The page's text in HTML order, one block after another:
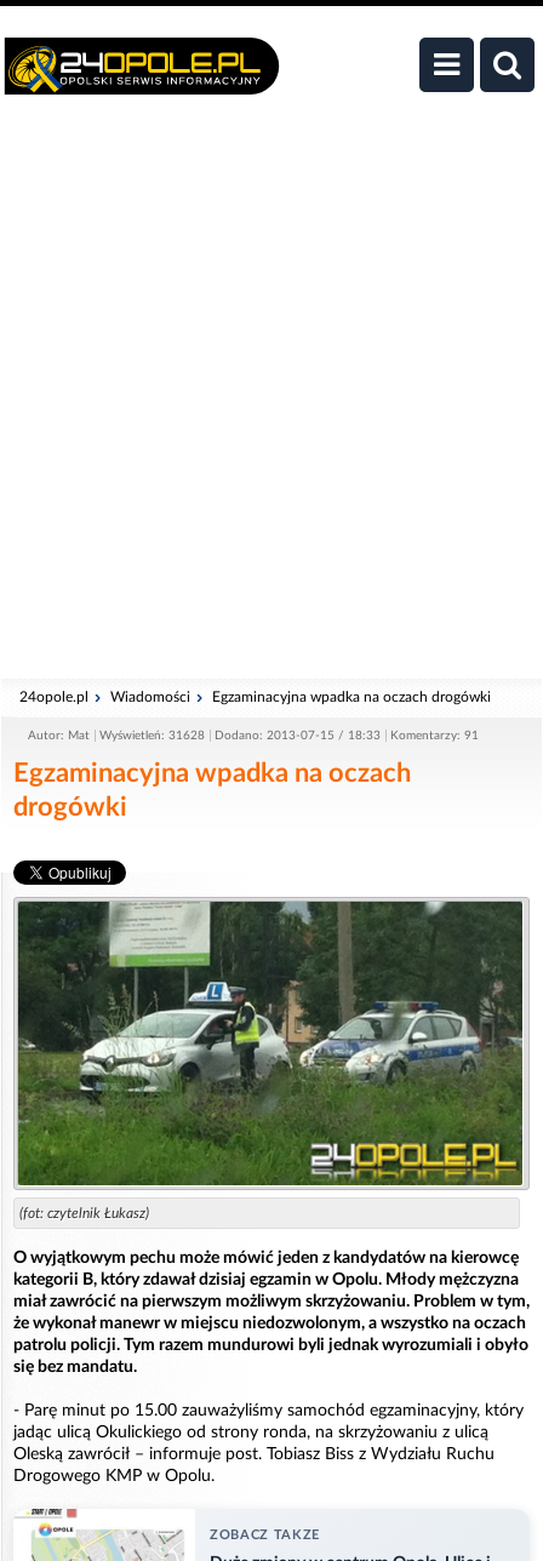
24opole.pl Wiadomości Egzaminacyjna wpadka na oczach drogówki
Autor: Mat Wyświetleń: 31628 Dodano: 2013-07-15 / 18:33 Komentarzy: 91
Egzaminacyjna wpadka na oczach
drogówki
(fot: czytelnik Łukasz)
O wyjątkowym pechu może mówić jeden z kandydatów na kierowcę
kategorii B, który zdawał dzisiaj egzamin w Opolu. Młody mężczyzna
miał zawrócić na pierwszym możliwym skrzyżowaniu. Problem w tym,
że wykonał manewr w miejscu niedozwolonym, a wszystko na oczach
patrolu policji. Tym razem mundurowi byli jednak wyrozumiali i obyło
się bez mandatu.
- Parę minut po 15.00 zauważyliśmy samochód egzaminacyjny, który
jadąc ulicą Okulickiego od strony ronda, na skrzyżowaniu z ulicą
Oleską zawrócił – informuje post. Tobiasz Biss z Wydziału Ruchu
Drogowego KMP w Opolu.
ZOBACZ TAKZE